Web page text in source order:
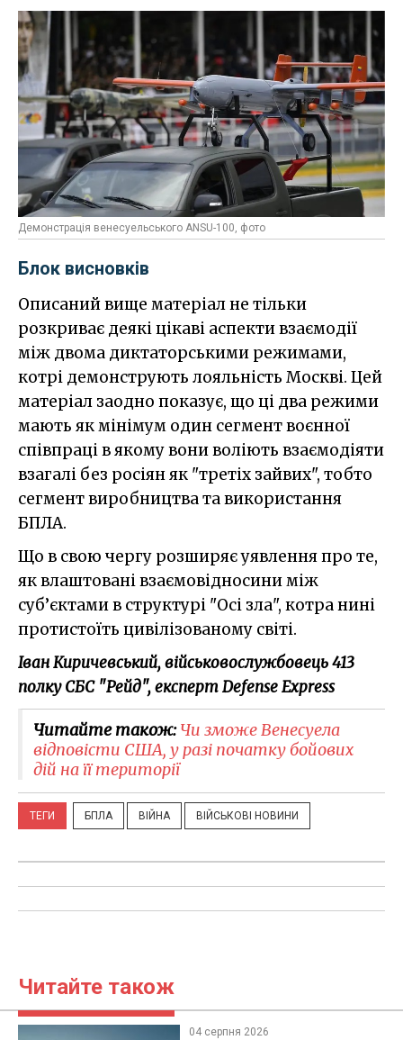
Демонстрація венесуельського ANSU-100, фото
Блок висновків
Описаний вище матеріал не тільки
розкриває деякі цікаві аспекти взаємодії
між двома диктаторськими режимами,
котрі демонструють лояльність Москві. Цей
матеріал заодно показує, що ці два режими
мають як мінімум один сегмент воєнної
співпраці в якому вони воліють взаємодіяти
взагалі без росіян як "третіх зайвих", тобто
сегмент виробництва та використання
БПЛА.
Що в свою чергу розширяє уявлення про те,
як влаштовані взаємовідносини між
суб’єктами в структурі "Осі зла", котра нині
протистоїть цивілізованому світі.
Іван Киричевський, військовослужбовець 413
полку СБС "Рейд", експерт Defense Express
Читайте також:Чи зможе Венесуела
відповісти США, у разі початку бойових
дій на її території
ТЕГИ БПЛА ВІЙНА ВІЙСЬКОВІ НОВИНИ
Читайте також
04 серпня 2026